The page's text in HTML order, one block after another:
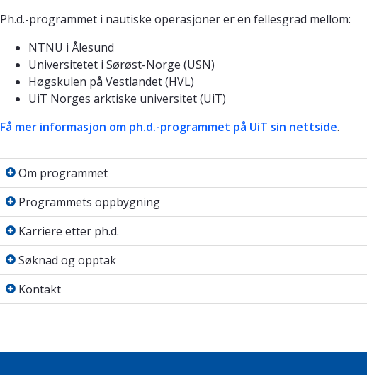
Ph.d.-programmet i nautiske operasjoner er en fellesgrad mellom:
NTNU i Ålesund
Universitetet i Sørøst-Norge (USN)
Høgskulen på Vestlandet (HVL)
UiT Norges arktiske universitet (UiT)
Få mer informasjon om ph.d.-programmet på UiT sin nettside.
Om programmet
Om programmet
Programmets oppbygning
Programmets oppbygning
Karriere etter ph.d.
Karriere etter ph.d.
Søknad og opptak
Søknad og opptak
Kontakt
Kontakt